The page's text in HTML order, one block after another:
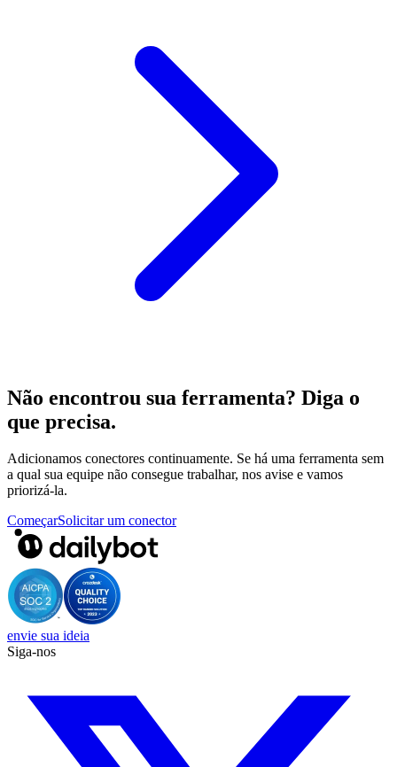
Não encontrou sua ferramenta? Diga o
que precisa.
Adicionamos conectores continuamente. Se há uma ferramenta sem
a qual sua equipe não consegue trabalhar, nos avise e vamos
priorizá-la.
ComeçarSolicitar um conector
envie sua ideia
Siga-nos